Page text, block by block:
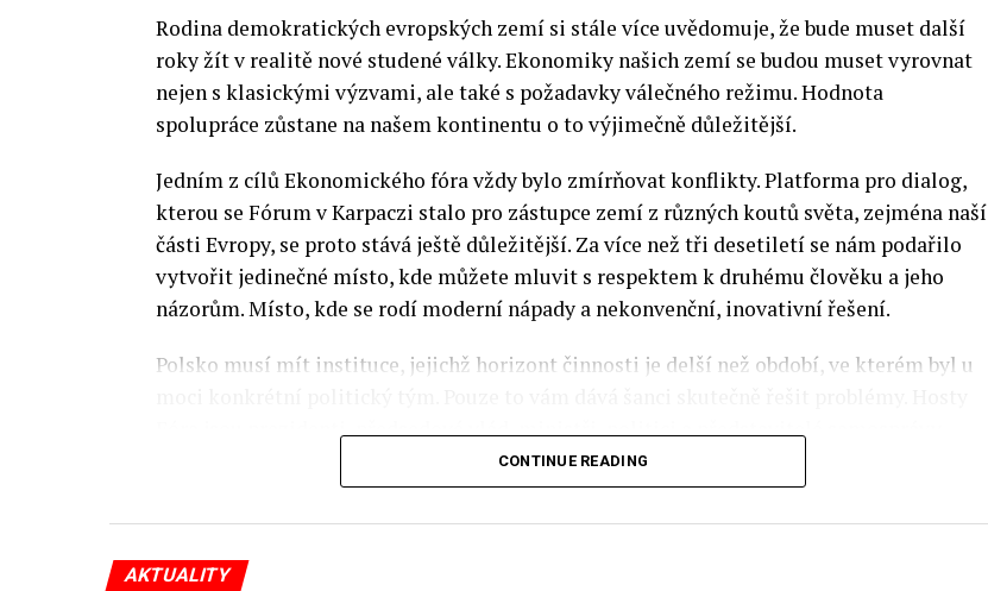
Rodina demokratických evropských zemí si stále více uvědomuje, že bude muset další
roky žít v realitě nové studené války. Ekonomiky našich zemí se budou muset vyrovnat
nejen s klasickými výzvami, ale také s požadavky válečného režimu. Hodnota
spolupráce zůstane na našem kontinentu o to výjimečně důležitější.
Jedním z cílů Ekonomického fóra vždy bylo zmírňovat konflikty. Platforma pro dialog,
kterou se Fórum v Karpaczi stalo pro zástupce zemí z různých koutů světa, zejména naší
části Evropy, se proto stává ještě důležitější. Za více než tři desetiletí se nám podařilo
vytvořit jedinečné místo, kde můžete mluvit s respektem k druhému člověku a jeho
názorům. Místo, kde se rodí moderní nápady a nekonvenční, inovativní řešení.
Polsko musí mít instituce, jejichž horizont činnosti je delší než období, ve kterém byl u
Fóra jsou prezidenti, předsedové vlád, ministři, politici a představitelé samosprávy,
prezidenti korporací, lidé z kultury, renomovaní vědci, novináři a zástupci nevládních
umožňuje každoročně připravit obsahový program Ekonomického fóra, který se skládá z
CONTINUE READING
AKTUALITY